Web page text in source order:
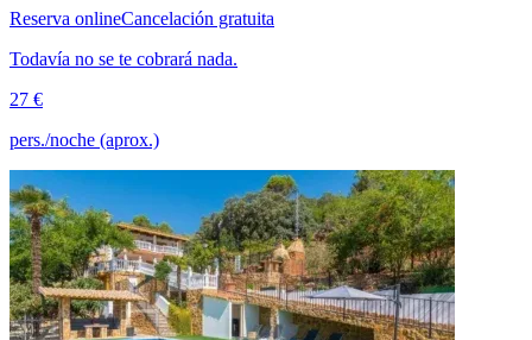
Reserva onlineCancelación gratuita
Todavía no se te cobrará nada.
27 €
pers./noche (aprox.)